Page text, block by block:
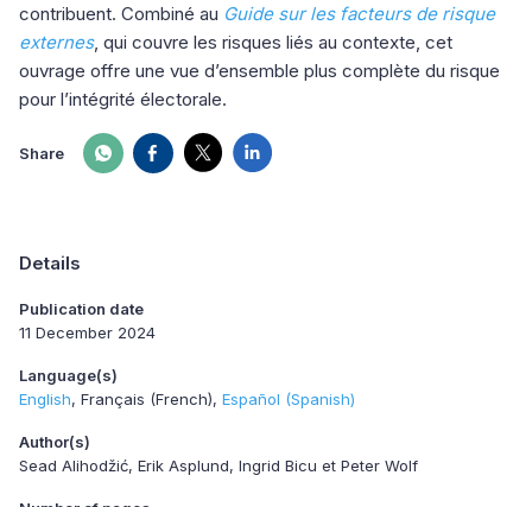
contribuent. Combiné au Guide sur les facteurs de risque
externes, qui couvre les risques liés au contexte, cet
ouvrage offre une vue d’ensemble plus complète du risque
pour l’intégrité électorale.
Share
Details
Publication date
11 December 2024
Language(s)
English Français (French) Español (Spanish)
Author(s)
Sead Alihodžić, Erik Asplund, Ingrid Bicu et Peter Wolf